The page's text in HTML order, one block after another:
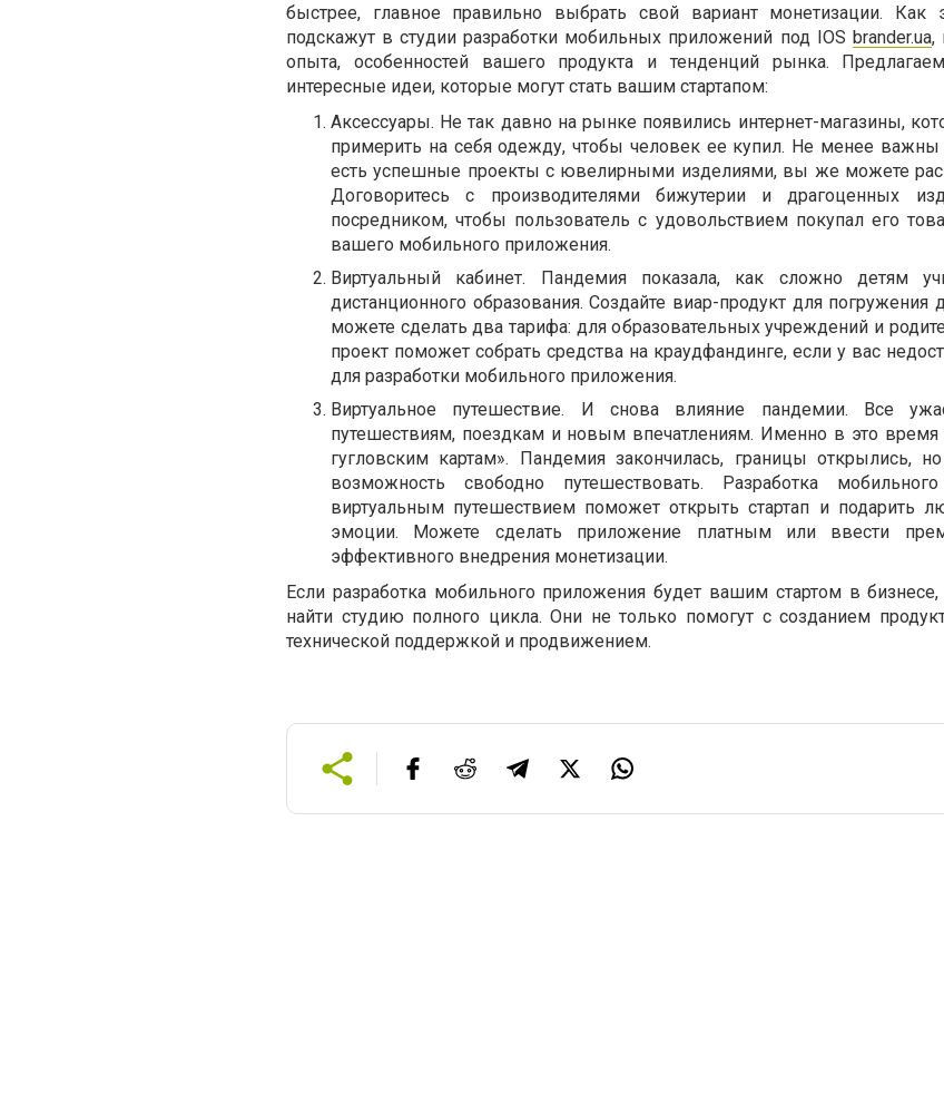
быстрее, главное правильно выбрать свой вариант монетизации. Как
подскажут в студии разработки мобильных приложений под IOS brander.ua,
опыта, особенностей вашего продукта и тенденций рынка.
интересные идеи, которые могут стать вашим стартапом:
Аксессуары. Не так давно на рынке появились интернет-магазины,
примерить на себя одежду, чтобы человек ее купил. Не менее важны
есть успешные проекты с ювелирными изделиями, вы же можете
Договоритесь с производителями бижутерии и драгоценных
посредником, чтобы пользователь с удовольствием покупал его
вашего мобильного приложения.
Виртуальный кабинет. Пандемия показала, как сложно детям
дистанционного образования. Создайте виар-продукт для погружения
можете сделать два тарифа: для образовательных учреждений и
проект поможет собрать средства на краудфандинге, если у вас
для разработки мобильного приложения.
Виртуальное путешествие. И снова влияние пандемии. Все
путешествиям, поездкам и новым впечатлениям. Именно в это время
гугловским картам». Пандемия закончилась, границы открылись,
возможность свободно путешествовать. Разработка
виртуальным путешествием поможет открыть стартап и подарить
эмоции. Можете сделать приложение платным или ввести
эффективного внедрения монетизации.
Если разработка мобильного приложения будет вашим стартом в
найти студию полного цикла. Они не только помогут с созданием
технической поддержкой и продвижением.